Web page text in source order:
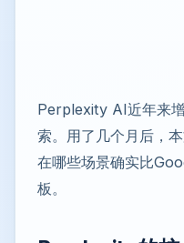
Perplexity AI近年来
索。用了几个月后，
在哪些场景确实比
板。